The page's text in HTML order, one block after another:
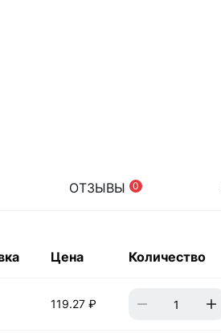
ОТЗЫВЫ 0
Цена Количество
119.27 ₽